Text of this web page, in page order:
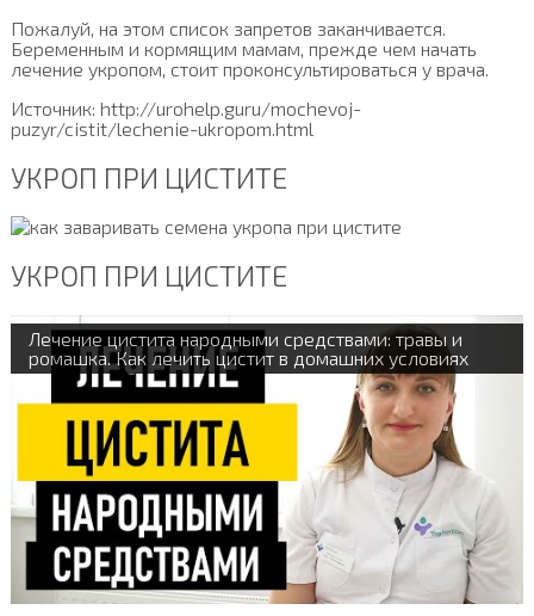
Пожалуй, на этом список запретов заканчивается.
Беременным и кормящим мамам, прежде чем начать
лечение укропом, стоит проконсультироваться у врача.
Источник: http://urohelp.guru/mochevoj-
puzyr/cistit/lechenie-ukropom.html
УКРОП ПРИ ЦИСТИТЕ
УКРОП ПРИ ЦИСТИТЕ
Лечение цистита народными средствами: травы и
ромашка. Как лечить цистит в домашних условиях